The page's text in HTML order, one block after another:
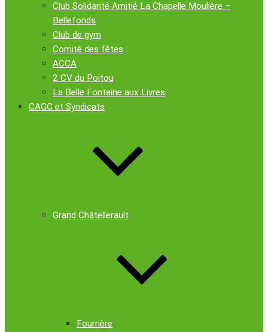
Club Solidarité Amitié La Chapelle Moulière –
Bellefonds
Club de gym
Comité des fêtes
ACCA
2 CV du Poitou
La Belle Fontaine aux Livres
CAGC et Syndicats
Grand Châtellerault
Fourrière